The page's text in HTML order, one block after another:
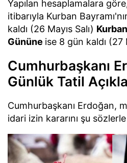
Yapılan hesaplamalara
itibarıyla Kurban
kaldı (26 Mayıs Salı)
Gününe ise 8 gün kaldı (27
Cumhurbaşkanı
Günlük Tatil
Cumhurbaşkanı Erdoğan,
idari izin kararını şu